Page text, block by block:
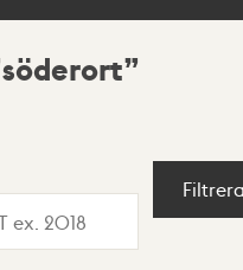
söderort